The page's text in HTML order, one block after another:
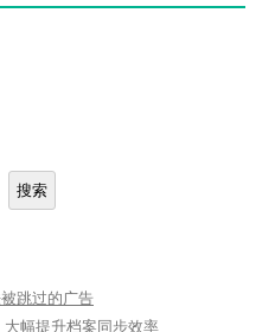
搜索
跳过的广告
幅提升档案同步效率